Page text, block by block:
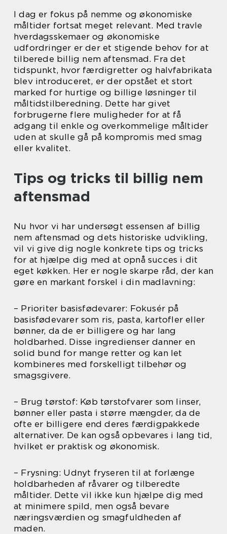
I dag er fokus på nemme og økonomiske
måltider fortsat meget relevant. Med travle
hverdagsskemaer og økonomiske
udfordringer er der et stigende behov for at
tilberede billig nem aftensmad. Fra det
tidspunkt, hvor færdigretter og halvfabrikata
blev introduceret, er der opstået et stort
marked for hurtige og billige løsninger til
måltidstilberedning. Dette har givet
forbrugerne flere muligheder for at få
adgang til enkle og overkommelige måltider
uden at skulle gå på kompromis med smag
eller kvalitet.
Tips og tricks til billig nem
aftensmad
Nu hvor vi har undersøgt essensen af billig
nem aftensmad og dets historiske udvikling,
vil vi give dig nogle konkrete tips og tricks
for at hjælpe dig med at opnå succes i dit
eget køkken. Her er nogle skarpe råd, der kan
gøre en markant forskel i din madlavning:
– Prioriter basisfødevarer: Fokusér på
basisfødevarer som ris, pasta, kartofler eller
bønner, da de er billigere og har lang
holdbarhed. Disse ingredienser danner en
solid bund for mange retter og kan let
kombineres med forskelligt tilbehør og
smagsgivere.
– Brug tørstof: Køb tørstofvarer som linser,
bønner eller pasta i større mængder, da de
ofte er billigere end deres færdigpakkede
alternativer. De kan også opbevares i lang tid,
hvilket er praktisk og økonomisk.
– Frysning: Udnyt fryseren til at forlænge
holdbarheden af råvarer og tilberedte
måltider. Dette vil ikke kun hjælpe dig med
at minimere spild, men også bevare
næringsværdien og smagfuldheden af
maden.